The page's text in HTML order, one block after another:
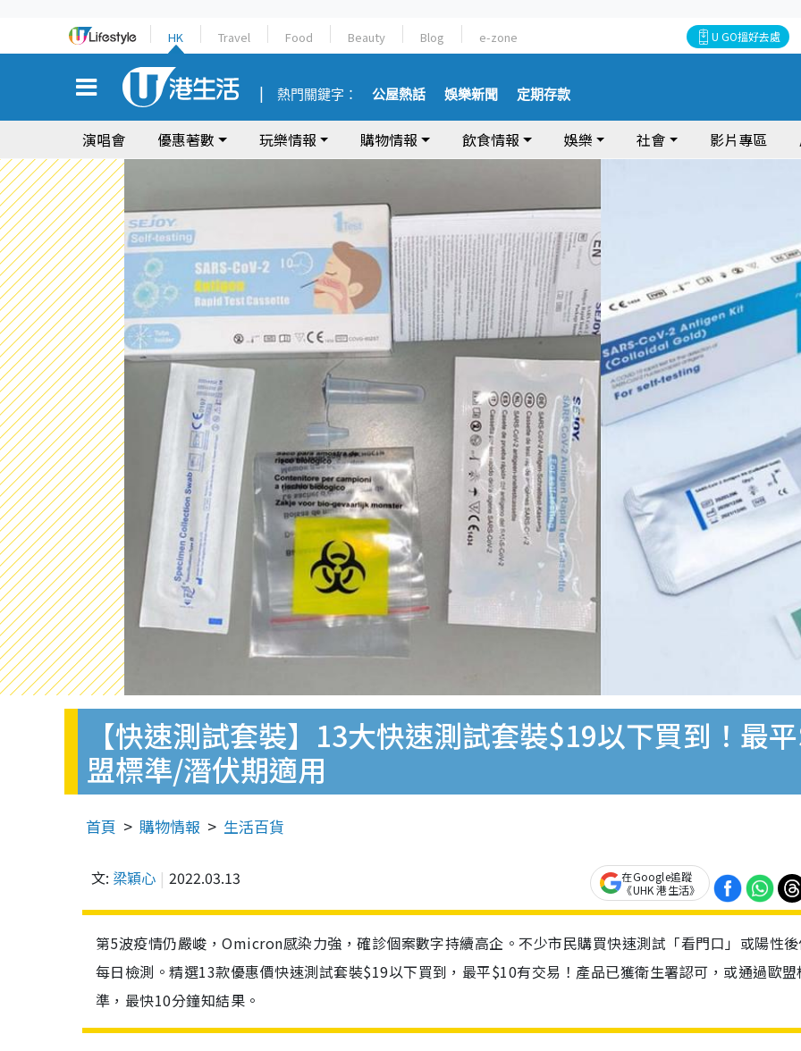
HK Travel Food Beauty Blog e-zone U GO搵好去處
熱門關鍵字： 公屋熱話 娛樂新聞 定期存款
演唱會 優惠著數 玩樂情報 購物情報 飲食情報 娛樂 社會 影片專區
【快速測試套裝】13大快速測試套裝$19以下買到！最
盟標準/潛伏期適用
首頁 購物情報 生活百貨
文: 梁穎心 2022.03.13
在Google追蹤
《UHK 港生活》
第5波疫情仍嚴峻，Omicron感染力強，確診個案數字持續高企。不少市民購買快速測試「看門口」或陽性
每日檢測。精選13款優惠價快速測試套裝$19以下買到，最平$10有交易！產品已獲衛生署認可，或通過歐盟
準，最快10分鐘知結果。